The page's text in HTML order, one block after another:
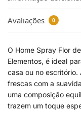
Avaliações 0
O Home Spray Flor
Elementos, é ideal
casa ou no
frescas com a
uma composição
trazem um toque